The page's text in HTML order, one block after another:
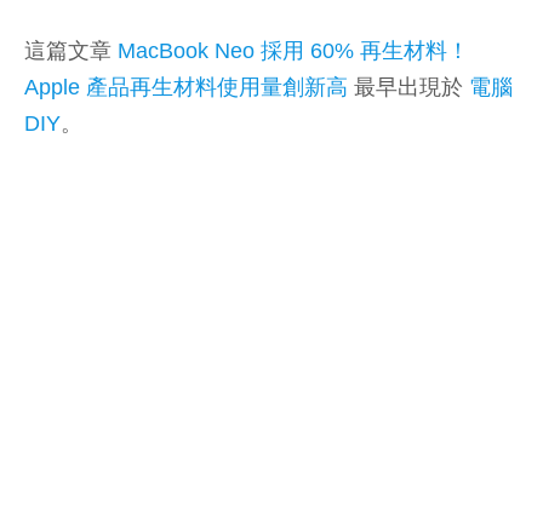
這篇文章 MacBook Neo 採用 60% 再生材料！
Apple 產品再生材料使用量創新高 最早出現於 電腦
DIY。